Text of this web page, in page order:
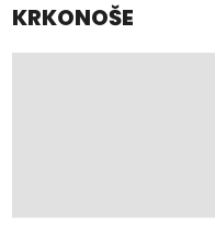
KRKONOŠE